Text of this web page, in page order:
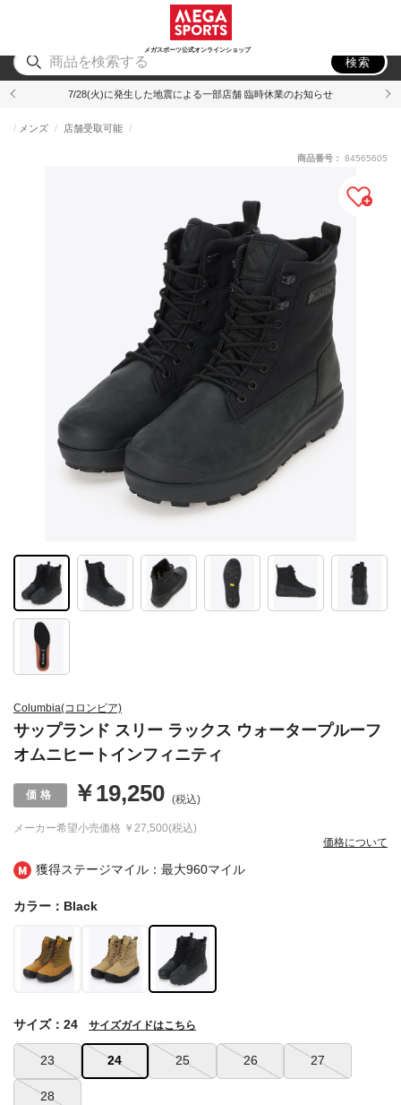
メガスポーツ公式オンラインショップ
アウトドア
検索
7/28(火)に発生した地震による一部店舗 臨時休業のお知らせ
獲得ステージマイル：最大960マイル
Columbia(コロンビア)
サップランド スリー ラックス ウォータープルーフ
オムニヒートインフィニティ
メンズ 店舗受取可能
メーカー希望小売価格 ￥27,500(税込)
￥19,250 (税込)
価格について
商品番号： 84565605
カラー：Black
23 24 25 26 27
28
サイズ：24 サイズガイドはこちら